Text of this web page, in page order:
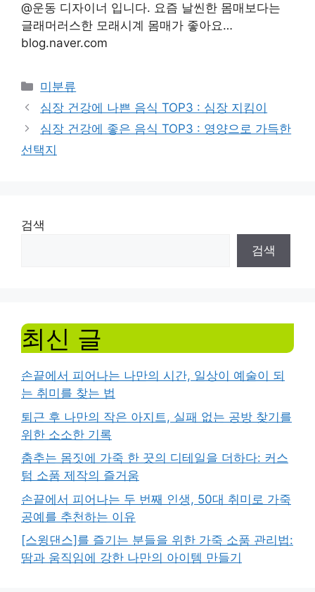
@운동 디자이너 입니다. 요즘 날씬한 몸매보다는
글래머러스한 모래시계 몸매가 좋아요…
blog.naver.com
Categories
미분류
심장 건강에 나쁜 음식 TOP3 : 심장 지킴이
심장 건강에 좋은 음식 TOP3 : 영양으로 가득한
선택지
검색
검색
최신 글
손끝에서 피어나는 나만의 시간, 일상이 예술이 되
는 취미를 찾는 법
퇴근 후 나만의 작은 아지트, 실패 없는 공방 찾기를
위한 소소한 기록
춤추는 몸짓에 가죽 한 끗의 디테일을 더하다: 커스
텀 소품 제작의 즐거움
손끝에서 피어나는 두 번째 인생, 50대 취미로 가죽
공예를 추천하는 이유
[스윙댄스]를 즐기는 분들을 위한 가죽 소품 관리법:
땀과 움직임에 강한 나만의 아이템 만들기